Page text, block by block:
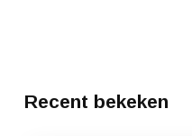
Recent bekeken